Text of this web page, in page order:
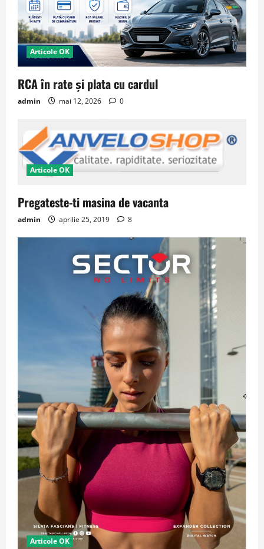
Articole OK
RCA în rate și plata cu cardul
admin mai 12, 2026 0
Articole OK
Pregateste-ti masina de vacanta
admin aprilie 25, 2019 8
Articole OK